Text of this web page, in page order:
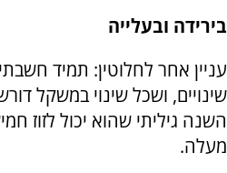
בירידה ובעלייה
עניין אחר לחלוטין: תמיד
שינויים, ושכל שינוי במשקל
השנה גיליתי שהוא יכול לזוז
מעלה.